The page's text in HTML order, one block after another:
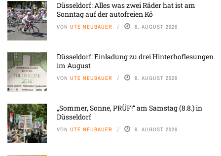
Düsseldorf: Alles was zwei Räder hat ist am
Sonntag auf der autofreien Kö
VON UTE NEUBAUER 6. AUGUST 2026
Düsseldorf: Einladung zu drei Hinterhoflesungen
im August
VON UTE NEUBAUER 6. AUGUST 2026
„Sommer, Sonne, PRÜF!“ am Samstag (8.8.) in
Düsseldorf
VON UTE NEUBAUER 6. AUGUST 2026